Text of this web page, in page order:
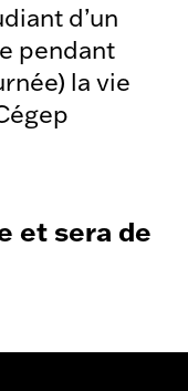
d’un
pendant
la vie
et sera de